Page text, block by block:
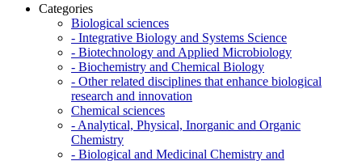
Categories
Biological sciences
- Integrative Biology and Systems Science
- Biotechnology and Applied Microbiology
- Biochemistry and Chemical Biology
- Other related disciplines that enhance biological
research and innovation
Chemical sciences
- Analytical, Physical, Inorganic and Organic
Chemistry
- Biological and Medicinal Chemistry and